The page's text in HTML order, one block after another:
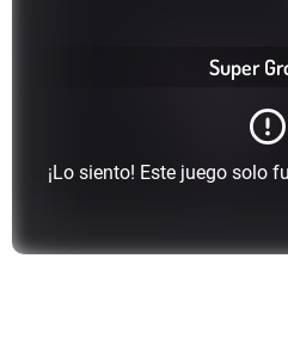
Super
¡Lo siento! Este juego solo